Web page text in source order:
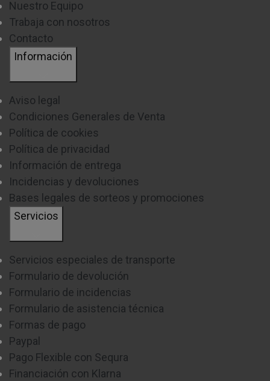
Nuestro Equipo
Trabaja con nosotros
Contacto
Información
Aviso legal
Condiciones Generales de Venta
Política de cookies
Política de privacidad
Información de entrega
Incidencias y devoluciones
Bases legales de sorteos y promociones
Servicios
Servicios especiales de transporte
Formulario de devolución
Formulario de incidencias
Formulario de asistencia técnica
Formas de pago
Paypal
Pago Flexible con Sequra
Financiación con Klarna